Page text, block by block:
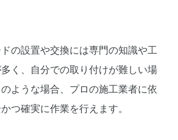
の設置や交換には専門の知識や工
く、自分での取り付けが難しい場
ような場合、プロの施工業者に依
つ確実に作業を行えます。